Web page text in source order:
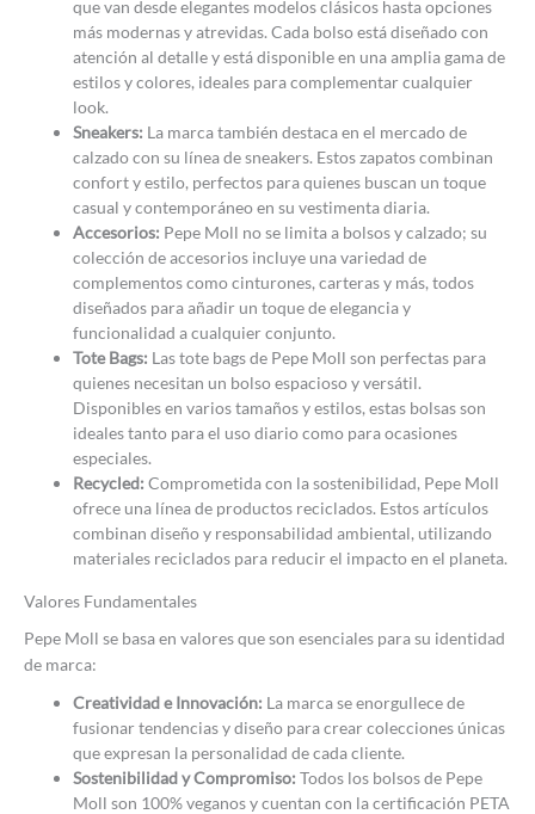
que van desde elegantes modelos clásicos hasta opciones
más modernas y atrevidas. Cada bolso está diseñado con
atención al detalle y está disponible en una amplia gama de
estilos y colores, ideales para complementar cualquier
look.
Sneakers: La marca también destaca en el mercado de
calzado con su línea de sneakers. Estos zapatos combinan
confort y estilo, perfectos para quienes buscan un toque
casual y contemporáneo en su vestimenta diaria.
Accesorios: Pepe Moll no se limita a bolsos y calzado; su
colección de accesorios incluye una variedad de
complementos como cinturones, carteras y más, todos
diseñados para añadir un toque de elegancia y
funcionalidad a cualquier conjunto.
Tote Bags: Las tote bags de Pepe Moll son perfectas para
quienes necesitan un bolso espacioso y versátil.
Disponibles en varios tamaños y estilos, estas bolsas son
ideales tanto para el uso diario como para ocasiones
especiales.
Recycled: Comprometida con la sostenibilidad, Pepe Moll
ofrece una línea de productos reciclados. Estos artículos
combinan diseño y responsabilidad ambiental, utilizando
materiales reciclados para reducir el impacto en el planeta.
Valores Fundamentales
Pepe Moll se basa en valores que son esenciales para su identidad
de marca:
Creatividad e Innovación: La marca se enorgullece de
fusionar tendencias y diseño para crear colecciones únicas
que expresan la personalidad de cada cliente.
Sostenibilidad y Compromiso: Todos los bolsos de Pepe
Moll son 100% veganos y cuentan con la certificación PETA